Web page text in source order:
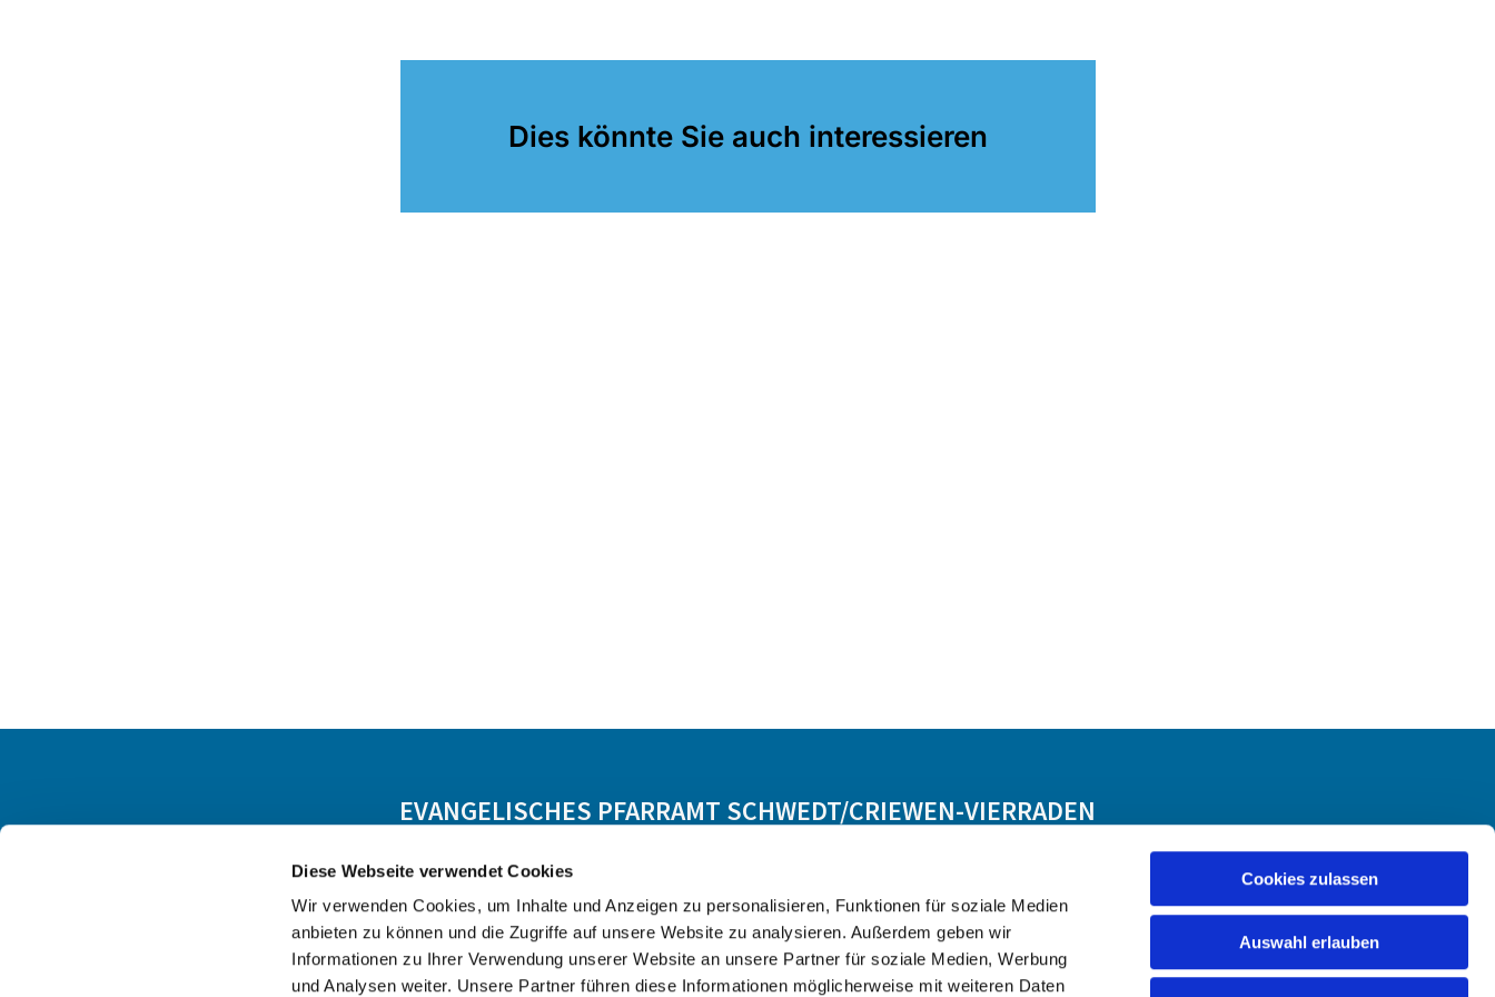
Diese Webseite verwendet Cookies
Wir verwenden Cookies, um Inhalte und Anzeigen zu personalisieren, Funktionen für soziale Medien
anbieten zu können und die Zugriffe auf unsere Website zu analysieren. Außerdem geben wir
Informationen zu Ihrer Verwendung unserer Website an unsere Partner für soziale Medien, Werbung
und Analysen weiter. Unsere Partner führen diese Informationen möglicherweise mit weiteren Daten
Cookies zulassen
Auswahl erlauben
Dies könnte Sie auch interessieren
EVANGELISCHES PFARRAMT SCHWEDT/CRIEWEN-VIERRADEN
Lebensbegleitung